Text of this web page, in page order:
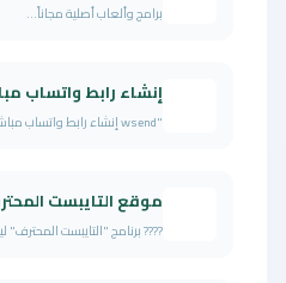
برامج وألعاب أصلية مجاناً...
إنشاء رابط واتساب
"wsend إنشاء رابط واتساب مباشر بدون حفظ الرقم لم يعد من الض...
موقع التايبست
???? برنامج "التايبست